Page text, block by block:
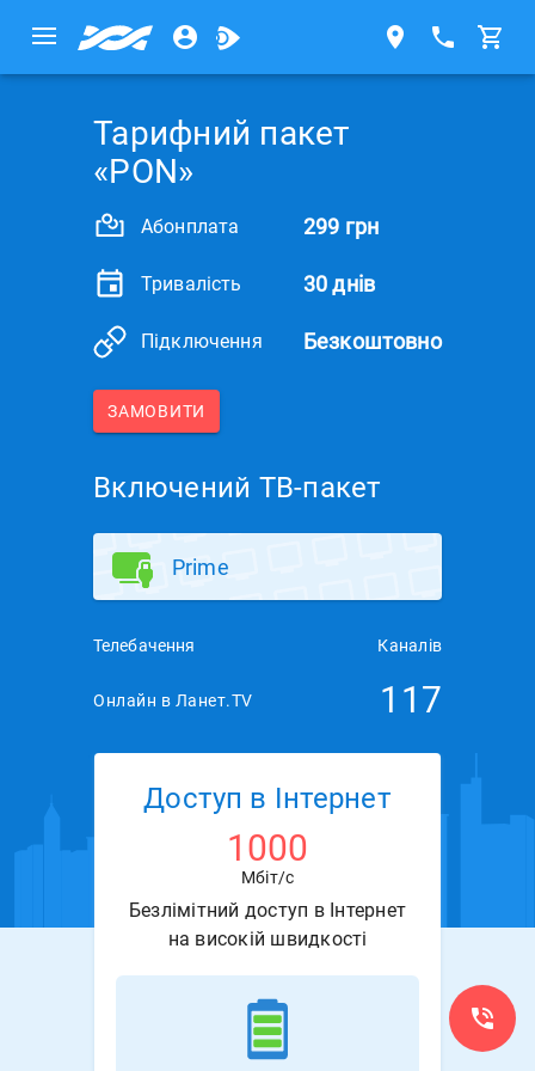
Тарифний пакет
«PON»
Абонплата 299 грн
Тривалість 30 днів
Підключення Безкоштовно
ЗАМОВИТИ
Включений ТВ-пакет
Prime
Телебачення Каналів
Онлайн в Ланет.TV 117
Доступ в Інтернет
1000
Мбіт/с
Безлімітний доступ в Інтернет
на високій швидкості